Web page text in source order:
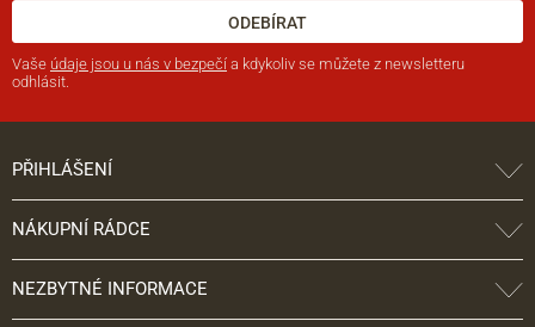
ODEBÍRAT
Vaše údaje jsou u nás v bezpečí a kdykoliv se můžete z newsletteru
odhlásit.
PŘIHLÁŠENÍ
NÁKUPNÍ RÁDCE
NEZBYTNÉ INFORMACE